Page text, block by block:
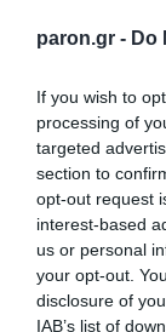
paron.gr - Do
If you wish to
processing of
targeted
section to
opt-out request
interest-based
us or personal
your opt-out.
disclosure of
IAB’s list of Οι